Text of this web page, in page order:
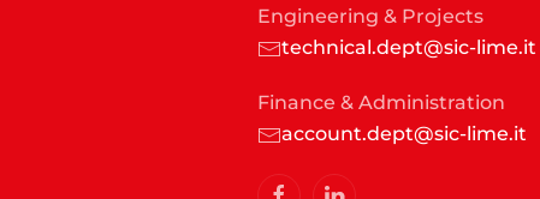
Engineering & Projects
technical.dept@sic-lime.it
Finance & Administration
account.dept@sic-lime.it